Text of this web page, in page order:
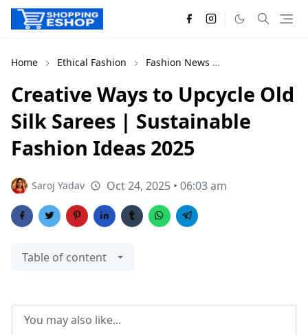
Home Ethical Fashion Fashion News
Creative Ways to Upcycle Old
Silk Sarees | Sustainable
Fashion Ideas 2025
Saroj Yadav Oct 24, 2025 • 06:03 am
Table of content
You may also like...